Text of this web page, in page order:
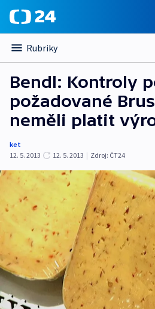
Rubriky
Bendl: Kontroly
požadované
neměli platit
ket
12. 5. 2013
12. 5. 2013 | Zdroj: ČT24